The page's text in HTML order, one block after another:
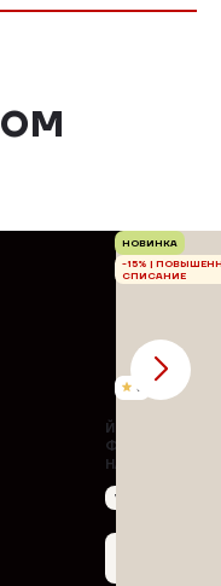
КОЖЕЙ
298,00 ₽/кг
НОВИНКА
-15% |
СПИСАНИЕ
5
ЙОГУРТ
ФРУКТОВЫМ
"ЧЕРНИКА"
Упаковка 500 г